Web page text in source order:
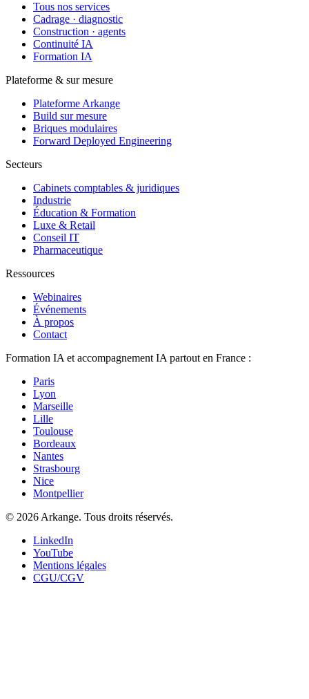
Tous nos services
Cadrage · diagnostic
Construction · agents
Continuité IA
Formation IA
Plateforme & sur mesure
Plateforme Arkange
Build sur mesure
Briques modulaires
Forward Deployed Engineering
Secteurs
Cabinets comptables & juridiques
Industrie
Éducation & Formation
Luxe & Retail
Conseil IT
Pharmaceutique
Ressources
Webinaires
Événements
À propos
Contact
Formation IA et accompagnement IA partout en France :
Paris
Lyon
Marseille
Lille
Toulouse
Bordeaux
Nantes
Strasbourg
Nice
Montpellier
© 2026 Arkange. Tous droits réservés.
LinkedIn
YouTube
Mentions légales
CGU/CGV